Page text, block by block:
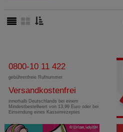
0800-10 11 422
gebührenfreie Rufnummer
Versandkostenfrei
innerhalb Deutschlands bei einem
Mindestbestellwert von 13,99 Euro oder bei
Einsendung eines Kassenrezeptes